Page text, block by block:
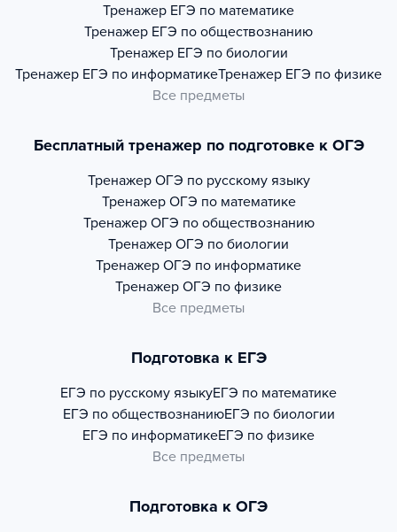
Тренажер ЕГЭ по математике
Тренажер ЕГЭ по обществознанию
Тренажер ЕГЭ по биологии
Тренажер ЕГЭ по информатикеТренажер ЕГЭ по физике
Все предметы
Бесплатный тренажер по подготовке к ОГЭ
Тренажер ОГЭ по русскому языку
Тренажер ОГЭ по математике
Тренажер ОГЭ по обществознанию
Тренажер ОГЭ по биологии
Тренажер ОГЭ по информатике
Тренажер ОГЭ по физике
Все предметы
Подготовка к ЕГЭ
ЕГЭ по русскому языкуЕГЭ по математике
ЕГЭ по обществознаниюЕГЭ по биологии
ЕГЭ по информатикеЕГЭ по физике
Все предметы
Подготовка к ОГЭ